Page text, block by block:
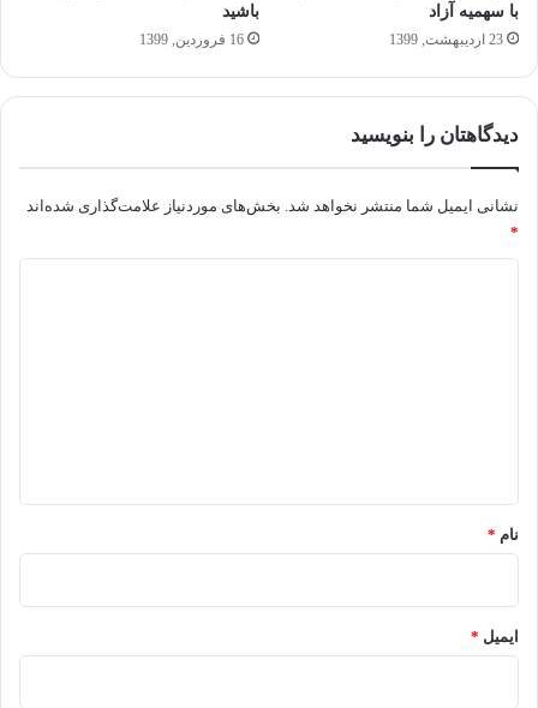
با سهمیه آزاد
23 اردیبهشت, 1399
باشید
16 فروردین, 1399
دیدگاهتان را بنویسید
نشانی ایمیل شما منتشر نخواهد شد. بخش‌های موردنیاز علامت‌گذاری شده‌اند
*
نام *
ایمیل *